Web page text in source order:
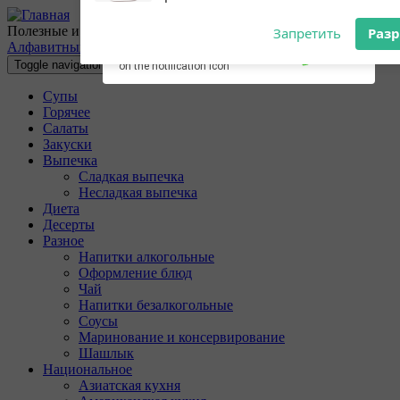
Разрешите сайту 10povarov.ru
отправлять вам уведомления на
рабочий стол
on the notification icon
Перейти к основному содержанию
Полезные и очень вкусные кулинарные рецепты с
Алфавитный указатель
Toggle navigation
Супы
Горячее
Салаты
Закуски
Выпечка
Сладкая выпечка
Несладкая выпечка
Диета
Десерты
Разное
Напитки алкогольные
Оформление блюд
Чай
Напитки безалкогольные
Соусы
Маринование и консервирование
Шашлык
Национальное
Азиатская кухня